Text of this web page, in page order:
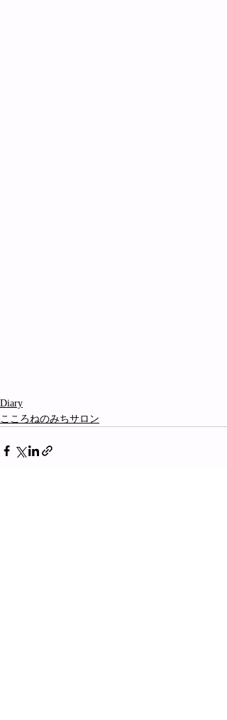
Diary
こころねのみちサロン